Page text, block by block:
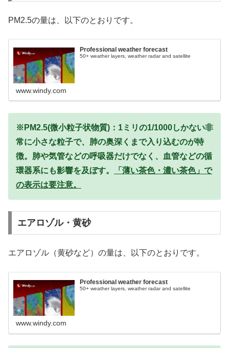
PM2.5の量は、以下のとおりです。
Professional weather forecast
50+ weather layers, weather radar and satellite
www.windy.com
※PM2.5(微小粒子状物質)：1ミリの1/1000しかない非
常に小さな粒子で、肺の奥深くまで入り込むのが特
徴。肺や気管などの呼吸器だけでなく、血管などの循
環器系にも影響を及ぼす。
「薄い茶色・濃い茶色」で
の表示は要注意。
エアロゾル・黄砂
エアロゾル（黄砂など）の量は、以下のとおりです。
Professional weather forecast
50+ weather layers, weather radar and satellite
www.windy.com